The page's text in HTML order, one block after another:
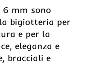
mm sono
bigiotteria per
e per la
eleganza e
bracciali e